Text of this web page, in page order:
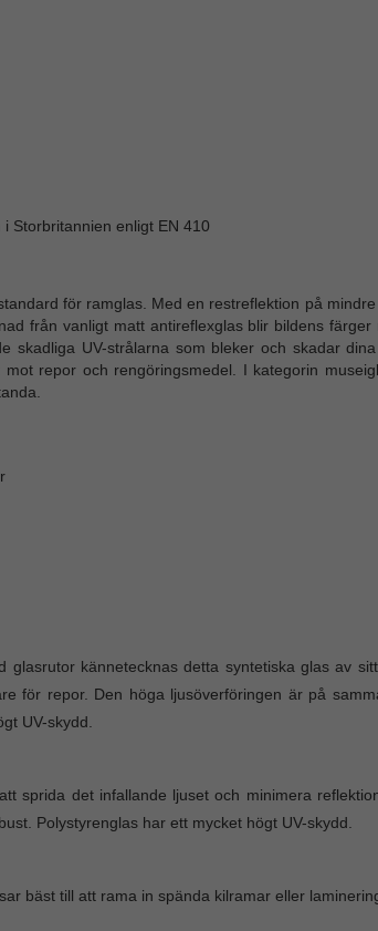
Storbritannien enligt EN 410
för ramglas. Med en restreflektion på
från vanligt matt antireflexglas blir bildens färger
skadliga UV-strålarna som bleker och skadar dina
repor och rengöringsmedel. I kategorin
kännetecknas detta syntetiska glas av
för repor. Den höga ljusöverföringen är på
UV-skydd.
sprida det infallande ljuset och minimera
Polystyrenglas har ett mycket högt UV-skydd.
bäst till att rama in spända kilramar eller